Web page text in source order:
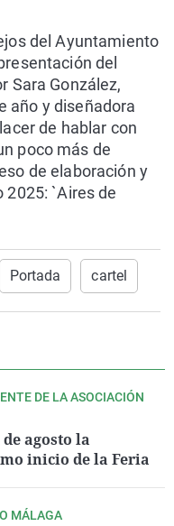
del Ayuntamiento
del
Sara González,
año y diseñadora
de hablar con
poco más de
de elaboración y
2025: `Aires de
Portada cartel
DE LA ASOCIACIÓN
agosto la
inicio de la Feria
MÁLAGA